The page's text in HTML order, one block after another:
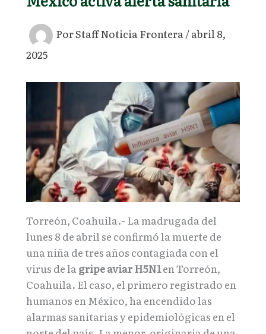
PorStaff Noticia Frontera/abril 8,
2025
Torreón, Coahuila.- La madrugada del
lunes 8 de abril se confirmó la muerte de
una niña de tres años contagiada con el
virus de lagripe aviar H5N1en Torreón,
Coahuila. El caso, el primero registrado en
humanos en México, ha encendido las
alarmas sanitarias y epidemiológicas en el